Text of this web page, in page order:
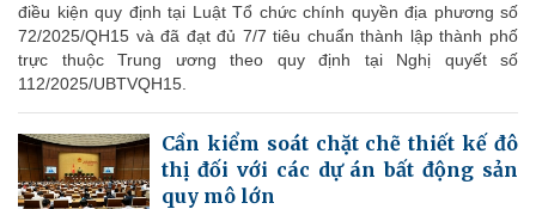
điều kiện quy định tại Luật Tổ chức chính quyền địa phương số
72/2025/QH15 và đã đạt đủ 7/7 tiêu chuẩn thành lập thành phố
trực thuộc Trung ương theo quy định tại Nghị quyết số
112/2025/UBTVQH15.
Cần kiểm soát chặt chẽ thiết kế đô
thị đối với các dự án bất động sản
quy mô lớn